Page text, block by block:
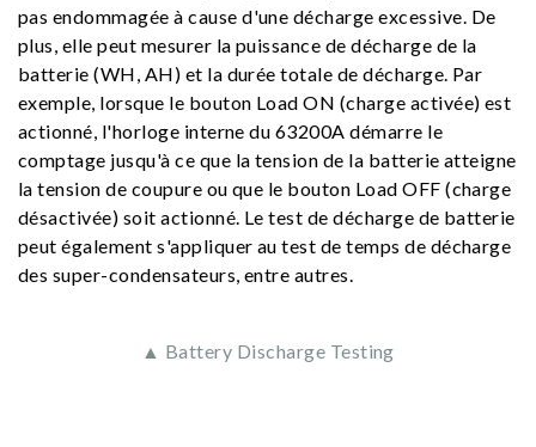
pas endommagée à cause d'une décharge excessive. De
plus, elle peut mesurer la puissance de décharge de la
batterie (WH, AH) et la durée totale de décharge. Par
exemple, lorsque le bouton Load ON (charge activée) est
actionné, l'horloge interne du 63200A démarre le
comptage jusqu'à ce que la tension de la batterie atteigne
la tension de coupure ou que le bouton Load OFF (charge
désactivée) soit actionné. Le test de décharge de batterie
peut également s'appliquer au test de temps de décharge
des super-condensateurs, entre autres.
▲ Battery Discharge Testing